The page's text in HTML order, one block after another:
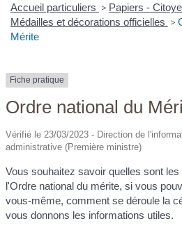
Accueil particuliers > Papiers -
Médailles et décorations officielles >
Mérite
Fiche pratique
Ordre national du
Vérifié le 23/03/2023 - Direction de
administrative (Première ministre)
Vous souhaitez savoir quelles sont
l'Ordre national du mérite, si vous
vous-même, comment se déroule la
vous donnons les informations utiles.